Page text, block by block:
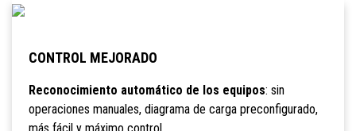
CONTROL MEJORADO
Reconocimiento automático de los equipos: sin
operaciones manuales, diagrama de carga preconfigurado,